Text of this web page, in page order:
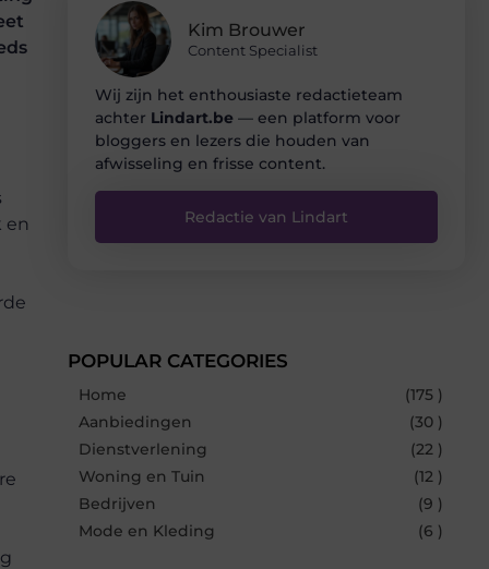
en
Kim Brouwer
Content Specialist
Wij zijn het enthousiaste redactieteam
achter Lindart.be — een platform voor
bloggers en lezers die houden van
afwisseling en frisse content.
Redactie van Lindart
POPULAR CATEGORIES
Home
(175 )
Aanbiedingen
(30 )
Dienstverlening
(22 )
Woning en Tuin
(12 )
Bedrijven
(9 )
Mode en Kleding
(6 )